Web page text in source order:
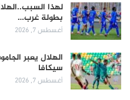
لهذا
بطولة غرب…
أغسطس 7, 2026
الهلال يعبر
سيكافا
أغسطس 7, 2026